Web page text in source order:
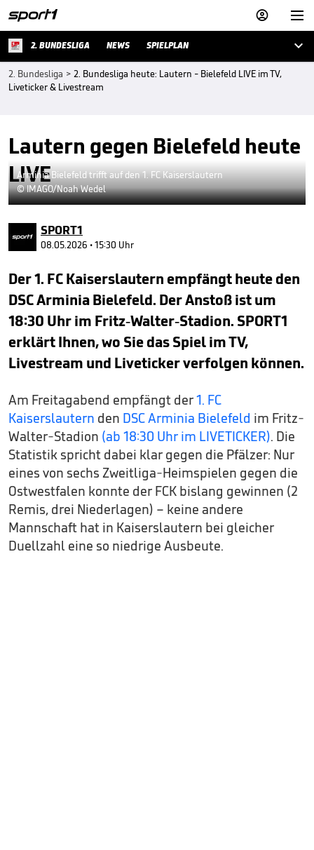


2. BUNDESLIGA NEWS SPIELPLAN 
2. Bundesliga > 2. Bundesliga heute: Lautern - Bielefeld LIVE im TV,
Liveticker & Livestream
Lautern gegen Bielefeld heute
LIVE
Arminia Bielefeld trifft auf den 1. FC Kaiserslautern
© IMAGO/Noah Wedel
SPORT1
08.05.2026 • 15:30 Uhr
Der 1. FC Kaiserslautern empfängt heute den
DSC Arminia Bielefeld. Der Anstoß ist um
18:30 Uhr im Fritz-Walter-Stadion. SPORT1
erklärt Ihnen, wo Sie das Spiel im TV,
Livestream und Liveticker verfolgen können.
Am Freitagabend empfängt der1. FC
Kaiserslautern den DSC Arminia Bielefeld im Fritz-
Walter-Stadion (ab 18:30 Uhr im LIVETICKER). Die
Statistik spricht dabei klar gegen die Pfälzer: Nur
eines von sechs Zweitliga-Heimspielen gegen die
Ostwestfalen konnte der FCK bislang gewinnen (2
Remis, drei Niederlagen) – keine andere
Mannschaft hat in Kaiserslautern bei gleicher
Duellzahl eine so niedrige Ausbeute.